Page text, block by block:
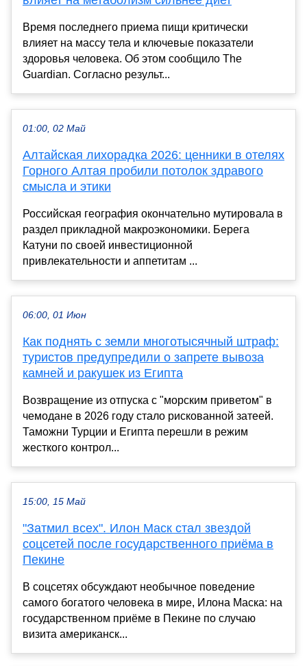
Время последнего приема пищи критически
влияет на массу тела и ключевые показатели
здоровья человека. Об этом сообщило The
Guardian. Согласно результ...
01:00, 02 Май
Алтайская лихорадка 2026: ценники в отелях
Горного Алтая пробили потолок здравого
смысла и этики
Российская география окончательно мутировала в
раздел прикладной макроэкономики. Берега
Катуни по своей инвестиционной
привлекательности и аппетитам ...
06:00, 01 Июн
Как поднять с земли многотысячный штраф:
туристов предупредили о запрете вывоза
камней и ракушек из Египта
Возвращение из отпуска с "морским приветом" в
чемодане в 2026 году стало рискованной затеей.
Таможни Турции и Египта перешли в режим
жесткого контрол...
15:00, 15 Май
"Затмил всех". Илон Маск стал звездой
соцсетей после государственного приёма в
Пекине
В соцсетях обсуждают необычное поведение
самого богатого человека в мире, Илона Маска: на
государственном приёме в Пекине по случаю
визита американск...